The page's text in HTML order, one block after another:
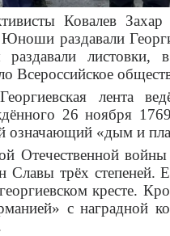
Ковалев
Юноши раздавали
раздавали листовки,
Всероссийское
Георгиевская лента
26 ноября
«дым и
Отечественной
трёх степеней.
кресте.
с наградной